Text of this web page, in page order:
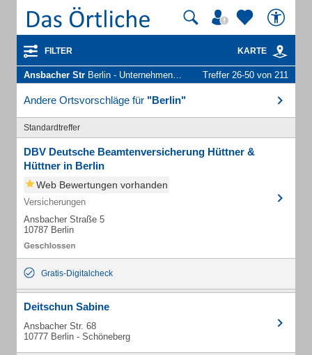
FILTER KARTE
Ansbacher Str Berlin - Unternehmen und Personen Treffer 26-50 von 211
Andere Ortsvorschläge für "Berlin"
Standardtreffer
DBV Deutsche Beamtenversicherung Hüttner &
Hüttner in Berlin
Web Bewertungen vorhanden
Versicherungen
Ansbacher Straße 5
10787 Berlin
Gratis-Digitalcheck
Deitschun Sabine
Ansbacher Str. 68
10777 Berlin - Schöneberg